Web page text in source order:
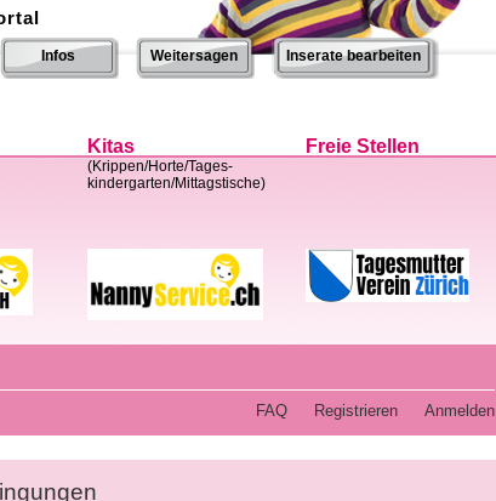
Infos Weitersagen Inserate bearbeiten
Kitas
(Krippen/Horte/Tages-
kindergarten/Mittagstische)
Freie Stellen
FAQ Registrieren Anmelden